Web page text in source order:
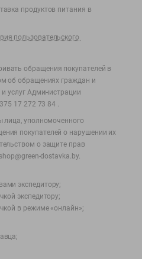
продуктов питания в
пользовательского
обращения покупателей в
об обращениях граждан и
услуг Администрации
17 272 73 84 .
лица, уполномоченного
покупателей о нарушении их
о защите прав
dostavka.by.
экспедитору;
экспедитору;
в режиме «онлайн»;